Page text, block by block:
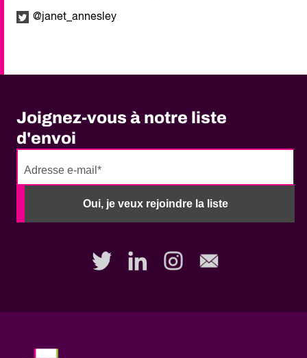
@janet_annesley
Joignez-vous à notre liste
d'envoi
Oui, je veux rejoindre la liste
No
fill